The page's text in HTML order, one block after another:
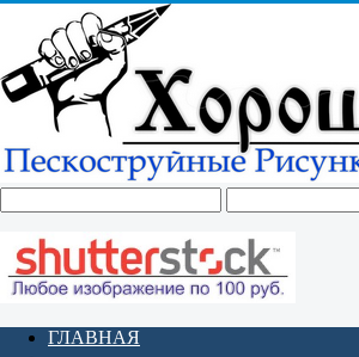
ГЛАВНАЯ